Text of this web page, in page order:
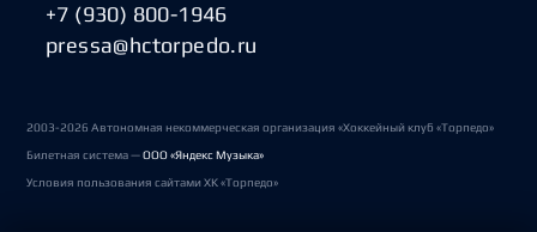
+7 (930) 800-1946
pressa@hctorpedo.ru
2003-2026 Автономная некоммерческая организация «Хоккейный клуб «Торпедо»
Билетная система —ООО «Яндекс Музыка»
Условия пользования сайтами ХК «Торпедо»